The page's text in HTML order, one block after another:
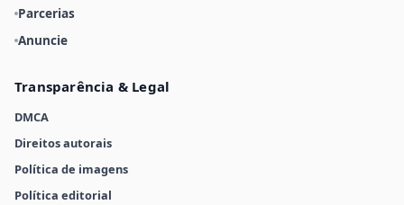
Parcerias
Anuncie
Transparência & Legal
DMCA
Direitos autorais
Política de imagens
Política editorial